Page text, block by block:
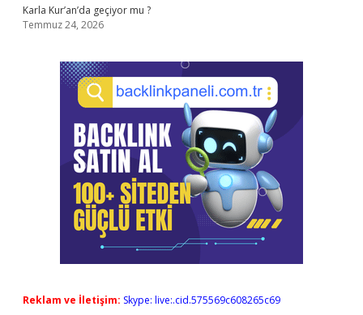
Karla Kur’an’da geçiyor mu ?
Temmuz 24, 2026
Reklam ve İletişim: Skype: live:.cid.575569c608265c69